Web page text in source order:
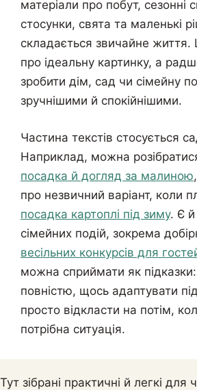
матеріали про побут, сезонні
стосунки, свята та маленькі
складається звичайне життя.
про ідеальну картинку, а
зробити дім, сад чи сімейну
зручнішими й спокійнішими.
Частина текстів стосується
Наприклад, можна
посадка й догляд за малиною
про незвичний варіант, коли
посадка картоплі під зиму. Є й
сімейних подій, зокрема
весільних конкурсів для
можна сприймати як
повністю, щось адаптувати
просто відкласти на потім,
потрібна ситуація.
Тут зібрані практичні й легкі для